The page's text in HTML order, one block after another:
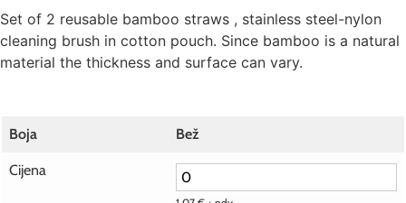
Set of 2 reusable bamboo straws , stainless steel-nylon
cleaning brush in cotton pouch. Since bamboo is a natural
material the thickness and surface can vary.
Boja Bež
Cijena